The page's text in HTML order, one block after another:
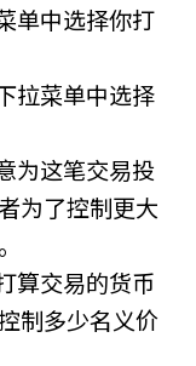
单中选择你打
拉菜单中选择
为这笔交易投
为了控制更大
算交易的货币
制多少名义价